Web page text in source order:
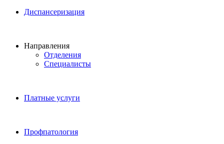
Диспансеризация
Направления
Отделения
Специалисты
Платные услуги
Профпатология